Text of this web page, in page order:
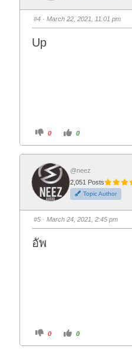
d
o
n
.
u
p
#4 · March 22, 2021, 11:01 pm
Up
C
i
k
f
o
r
t
h
u
m
b
d
o
n
.
0
C
i
k
o
r
t
h
u
m
b
u
p
0
@neez
2,051 Posts
Topic Author
#5 · March 24, 2021, 2:45 pm
อัพ
C
i
0
C
i
0